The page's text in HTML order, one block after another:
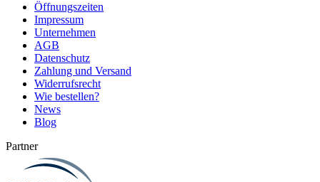
Öffnungszeiten
Impressum
Unternehmen
AGB
Datenschutz
Zahlung und Versand
Widerrufsrecht
Wie bestellen?
News
Blog
Partner